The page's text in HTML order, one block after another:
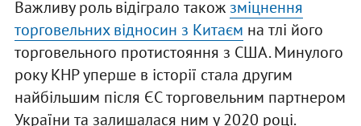
Важливу роль відіграло також зміцнення
торговельних відносин з Китаєм на тлі його
торговельного протистояння з США. Минулого
року КНР уперше в історії стала другим
найбільшим після ЄС торговельним партнером
України та залишалася ним у 2020 році.